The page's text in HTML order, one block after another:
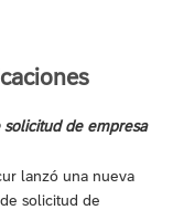
de empresa
lanzó una nueva
solicitud de